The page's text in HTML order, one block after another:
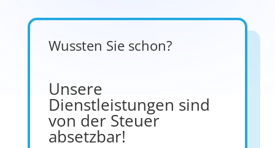
Wussten Sie schon?
Unsere
Dienstleistungen sind
von der Steuer
absetzbar!